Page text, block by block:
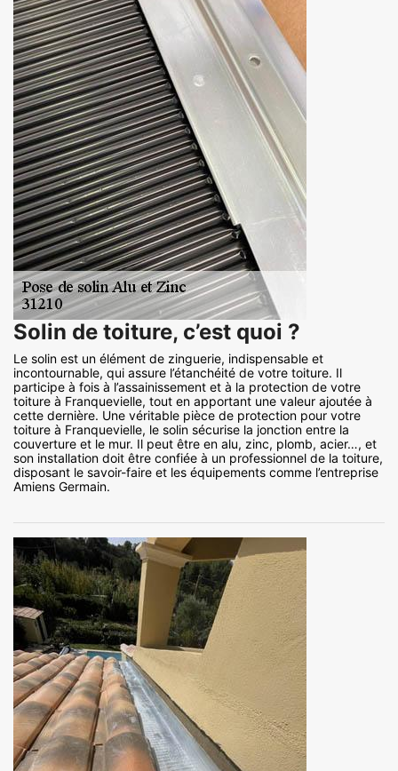
Solin de toiture, c’est quoi ?
Le solin est un élément de zinguerie, indispensable et
incontournable, qui assure l’étanchéité de votre toiture. Il
participe à fois à l’assainissement et à la protection de votre
toiture à Franquevielle, tout en apportant une valeur ajoutée à
cette dernière. Une véritable pièce de protection pour votre
toiture à Franquevielle, le solin sécurise la jonction entre la
couverture et le mur. Il peut être en alu, zinc, plomb, acier…, et
son installation doit être confiée à un professionnel de la toiture,
disposant le savoir-faire et les équipements comme l’entreprise
Amiens Germain.